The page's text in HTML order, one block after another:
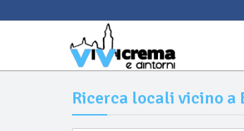
Ricerca locali vicino a